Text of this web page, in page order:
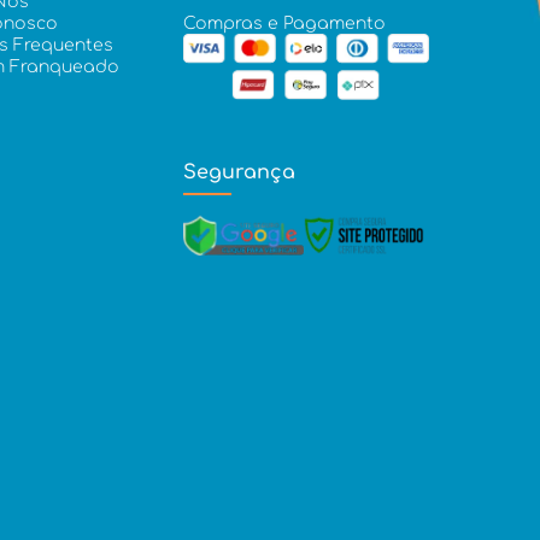
Frequentes
Franqueado
Compras e Pagamento
Segurança